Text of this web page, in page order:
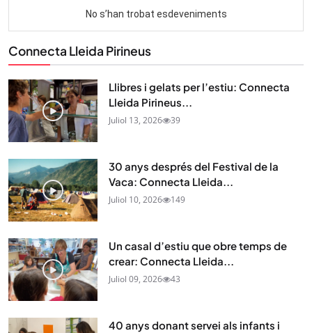
Connecta Lleida Pirineus
Llibres i gelats per l’estiu: Connecta
Lleida Pirineus...
Juliol 13, 2026 39
30 anys després del Festival de la
Vaca: Connecta Lleida...
Juliol 10, 2026 149
Un casal d’estiu que obre temps de
crear: Connecta Lleida...
Juliol 09, 2026 43
40 anys donant servei als infants i